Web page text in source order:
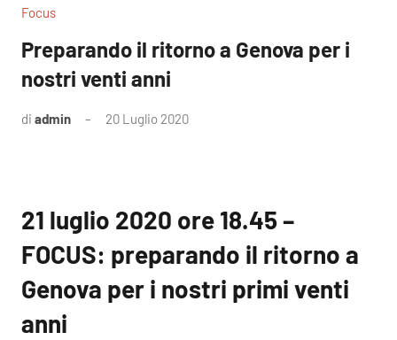
Focus
Preparando il ritorno a Genova per i
nostri venti anni
di admin 20 Luglio 2020
21 luglio 2020 ore 18.45 –
FOCUS: preparando il ritorno a
Genova per i nostri primi venti
anni